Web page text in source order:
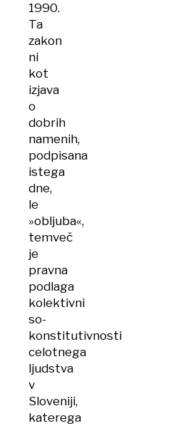
1990.
Ta
zakon
ni
kot
izjava
o
dobrih
namenih,
podpisana
istega
dne,
le
»obljuba«,
temveč
je
pravna
podlaga
kolektivni
so-
konstitutivnosti
celotnega
ljudstva
v
Sloveniji,
katerega